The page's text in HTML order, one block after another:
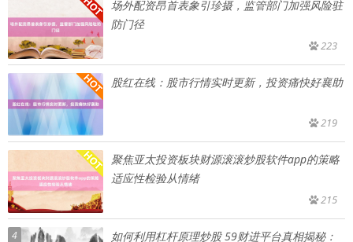
场外配资昂首表象引珍摄，监管部门加强风险驻
防门径
223
股红在线：股市行情实时更新，投资痛快好襄助
219
聚焦亚太投资板块财源滚滚炒股软件app的策略
适应性检验从情绪
215
4 如何利用杠杆原理炒股 59财进平台真相揭秘：